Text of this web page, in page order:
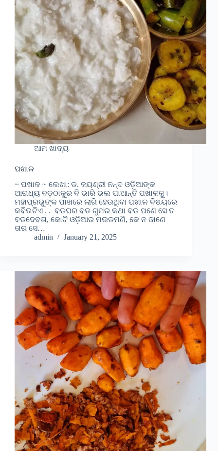
ଆମ ଖାଦ୍ୟ
ପଖାଳ
~ ପଖାଳ ~ ଲେଖା: ଡ. ଜୟଶ୍ରୀ ନନ୍ଦ ଓଡ଼ିଆଙ୍କ
ଆରାଧ୍ୟ ବଡ଼ଠାକୁର ବି ଭାରି ଭଲ ପାଆନ୍ତି ପଖାଳକୁ।
ମହାପ୍ରଭୁଙ୍କ ପାଖରେ ଲାଗି ହେଉଥିବା ପଖାଳ ବିଷୟରେ
କବିତାଟିଏ . . ବଡଘର ବଡ ଗୁମର କଥା ବଡ ପଣେ ସେ ତ
ବଡଦେବତା, କୋଟି ଓଡ଼ିଆର ମଉଡମଣି, କେ ନ ଜାଣେ
ତାର ସେ…
admin
January 21, 2025